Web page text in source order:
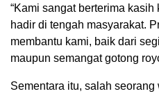
“Kami sangat berterima
hadir di tengah masyarakat.
membantu kami, baik dari
maupun semangat gotong
Sementara itu, salah